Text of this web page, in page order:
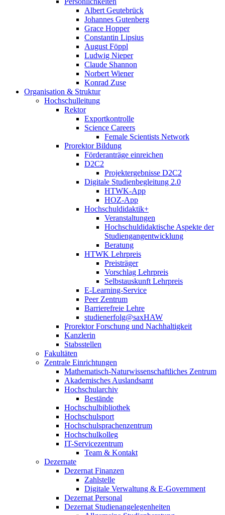
Albert Geutebrück
Johannes Gutenberg
Grace Hopper
Constantin Lipsius
August Föppl
Ludwig Nieper
Claude Shannon
Norbert Wiener
Konrad Zuse
Organisation & Struktur
Hochschulleitung
Rektor
Exportkontrolle
Science Careers
Female Scientists Network
Prorektor Bildung
Förderanträge einreichen
D2C2
Projektergebnisse D2C2
Digitale Studienbegleitung 2.0
HTWK-App
HOZ-App
Hochschuldidaktik+
Veranstaltungen
Hochschuldidaktische Aspekte der
Studiengangentwicklung
Beratung
HTWK Lehrpreis
Preisträger
Vorschlag Lehrpreis
Selbstauskunft Lehrpreis
E-Learning-Service
Peer Zentrum
Barrierefreie Lehre
studienerfolg@saxHAW
Prorektor Forschung und Nachhaltigkeit
Kanzlerin
Stabsstellen
Fakultäten
Zentrale Einrichtungen
Mathematisch-Naturwissenschaftliches Zentrum
Akademisches Auslandsamt
Hochschularchiv
Bestände
Hochschulbibliothek
Hochschulsport
Hochschulsprachenzentrum
Hochschulkolleg
IT-Servicezentrum
Team & Kontakt
Dezernate
Dezernat Finanzen
Zahlstelle
Digitale Verwaltung & E-Government
Dezernat Personal
Dezernat Studienangelegenheiten